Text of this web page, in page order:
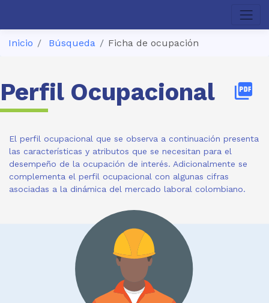
Inicio Búsqueda Ficha de ocupación
Perfil Ocupacional picture_as_pdf
El perfil ocupacional que se observa a continuación presenta
las características y atributos que se necesitan para el
desempeño de la ocupación de interés. Adicionalmente se
complementa el perfil ocupacional con algunas cifras
asociadas a la dinámica del mercado laboral colombiano.